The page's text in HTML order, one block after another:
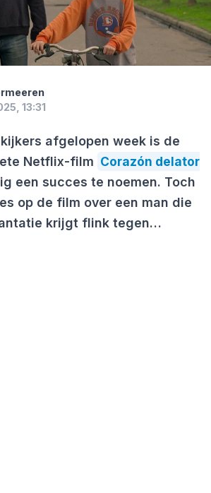
13:31
afgelopen week is de
Netflix-film Corazón delator
een succes te noemen. Toch
op de film over een man die
krijgt flink tegen…